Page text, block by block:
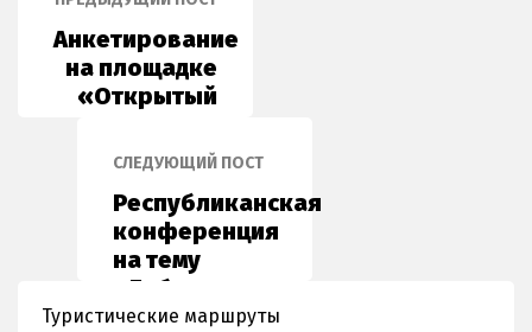
Анкетирование
на площадке
«Открытый
СЛЕДУЮЩИЙ ПОСТ
Республиканская
конференция
на тему
«Елбасының
Тәуелсіз
Туристические маршруты